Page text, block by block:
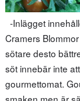
-Inlägget
Cramers
sötare desto
söt innebär inte
gourmettomat.